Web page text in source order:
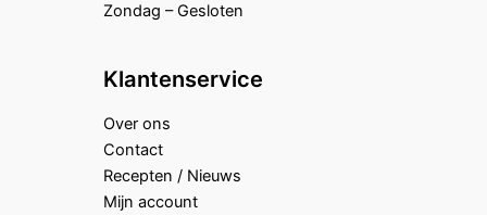
Zondag – Gesloten
Klantenservice
Over ons
Contact
Recepten / Nieuws
Mijn account